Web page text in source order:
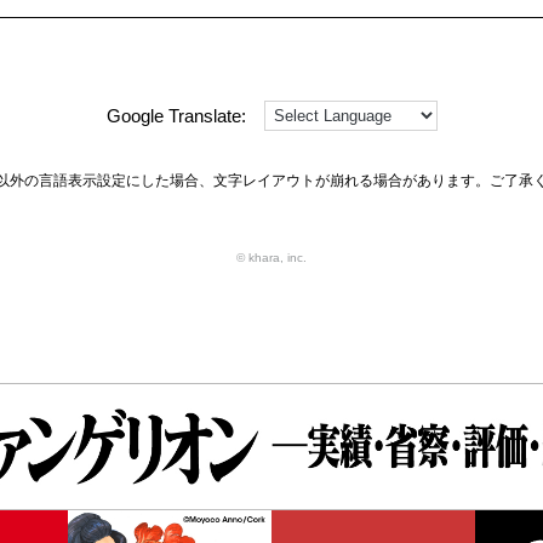
Google Translate:
外の言語表示設定にした場合、文字レイアウトが崩れる場合があります。ご了承
© khara, inc.